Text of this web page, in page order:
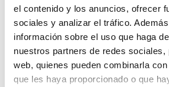
el contenido y los anuncios, ofrecer
sociales y analizar el tráfico.
información sobre el uso que haga
nuestros partners de redes sociales,
web, quienes pueden combinarla
que les haya proporcionado o que